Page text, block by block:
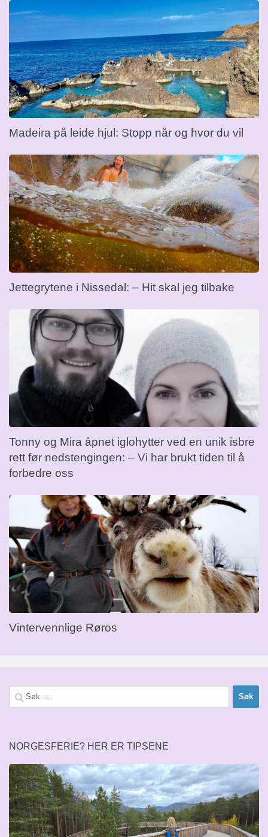
Madeira på leide hjul: Stopp når og hvor du vil
Jettegrytene i Nissedal: – Hit skal jeg tilbake
Tonny og Mira åpnet iglohytter ved en unik isbre
rett før nedstengingen: – Vi har brukt tiden til å
forbedre oss
Vintervennlige Røros
Søk
etter:
NORGESFERIE? HER ER TIPSENE